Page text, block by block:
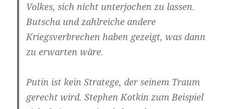
Vol­kes, sich nicht unter­jo­chen zu las­sen.
Butscha und zahl­rei­che ande­re
Kriegs­ver­bre­chen haben gezeigt, was dann
zu erwar­ten wäre.
Putin ist kein Stra­te­ge, der sei­nem Traum
gerecht wird. Ste­phen Kot­kin zum Bei­spiel